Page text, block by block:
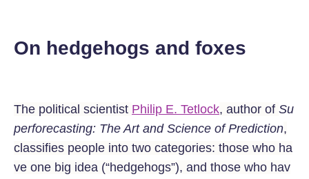
On hedgehogs and foxes
The political scientist Philip E. Tetlock, author of Su
perforecasting: The Art and Science of Prediction,
classifies people into two categories: those who ha
ve one big idea (“hedgehogs”), and those who hav